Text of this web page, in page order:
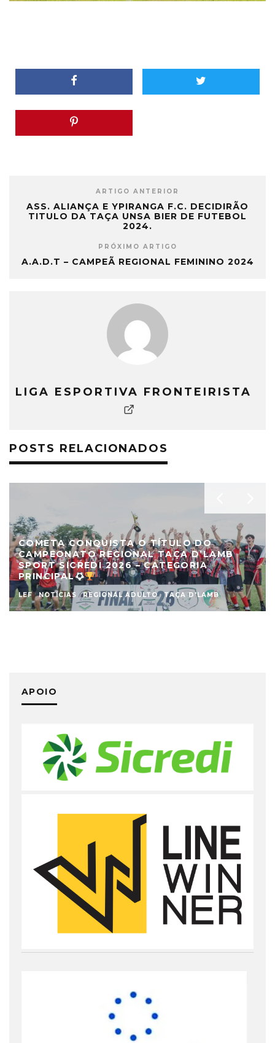
ARTIGO ANTERIOR
ASS. ALIANÇA E YPIRANGA F.C. DECIDIRÃO
TITULO DA TAÇA UNSA BIER DE FUTEBOL
2024.
PRÓXIMO ARTIGO
A.A.D.T – CAMPEÃ REGIONAL FEMININO 2024
LIGA ESPORTIVA FRONTEIRISTA
POSTS RELACIONADOS
COMETA CONQUISTA O TÍTULO DO
CAMPEONATO REGIONAL TAÇA D’LAMB
SPORT SICREDI 2026 – CATEGORIA
PRINCIPAL
LEF NOTÍCIAS REGIONAL ADULTO TAÇA D'LAMB
APOIO